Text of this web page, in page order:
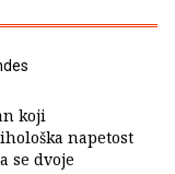
koji
napetost
se dvoje